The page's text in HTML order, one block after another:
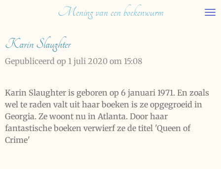
de
hoofdinhoud
Mening van een boekenwurm
Karin Slaughter
Gepubliceerd op 1 juli 2020 om 15:08
Karin Slaughter is geboren op 6 januari 1971. En zoals
wel te raden valt uit haar boeken is ze opgegroeid in
Georgia. Ze woont nu in Atlanta. Door haar
fantastische boeken verwierf ze de titel 'Queen of
Crime'